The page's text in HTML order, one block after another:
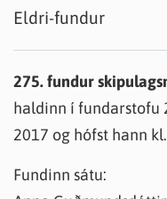
Eldri-fundur
275. fundur
haldinn í fundarstofu
2017 og hófst hann
Fundinn sátu: